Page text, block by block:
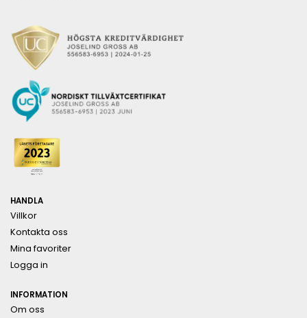
HANDLA
Villkor
Kontakta oss
Mina favoriter
Logga in
INFORMATION
Om oss